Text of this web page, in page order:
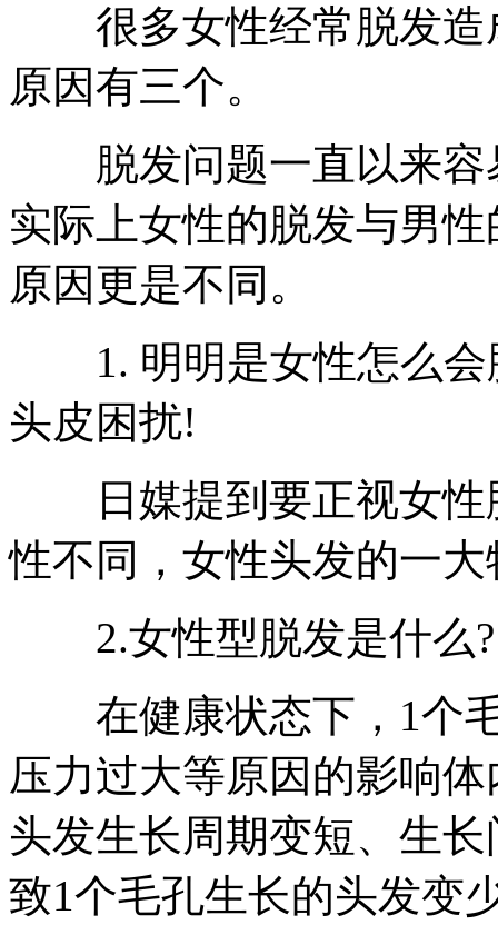
很多女性经常脱发造
原因有三个。
脱发问题一直以来容
实际上女性的脱发与男
原因更是不同。
1. 明明是女性怎么会
头皮困扰!
日媒提到要正视女性
性不同，女性头发的一
2.女性型脱发是什么?
在健康状态下，1个毛
压力过大等原因的影响
头发生长周期变短、生
致1个毛孔生长的头发变